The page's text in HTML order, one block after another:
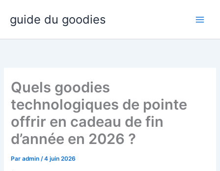
contenu
guide du goodies
Quels goodies
technologiques de pointe
offrir en cadeau de fin
d’année en 2026 ?
Paradmin/4 juin 2026